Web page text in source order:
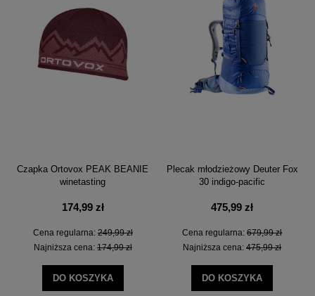
Czapka Ortovox PEAK BEANIE
winetasting
174,99 zł
Cena regularna:249,99 zł
Najniższa cena:174,99 zł
DO KOSZYKA
Plecak młodzieżowy Deuter Fox
30 indigo-pacific
475,99 zł
Cena regularna:679,99 zł
Najniższa cena:475,99 zł
DO KOSZYKA